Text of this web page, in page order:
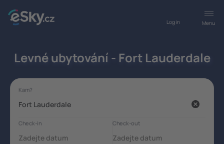
Menu
Log in
Levné ubytování - Fort Lauderdale